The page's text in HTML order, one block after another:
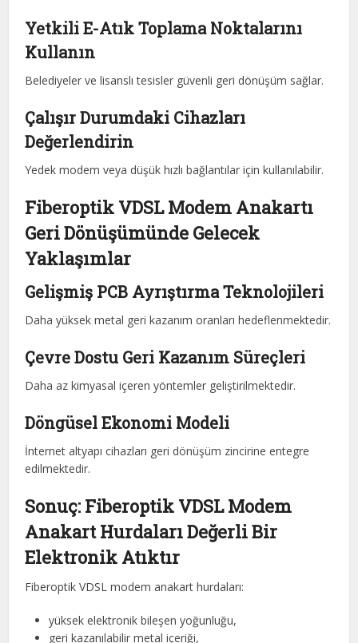
Yetkili E-Atık Toplama Noktalarını
Kullanın
Belediyeler ve lisanslı tesisler güvenli geri dönüşüm sağlar.
Çalışır Durumdaki Cihazları
Değerlendirin
Yedek modem veya düşük hızlı bağlantılar için kullanılabilir.
Fiberoptik VDSL Modem Anakartı
Geri Dönüşümünde Gelecek
Yaklaşımlar
Gelişmiş PCB Ayrıştırma Teknolojileri
Daha yüksek metal geri kazanım oranları hedeflenmektedir.
Çevre Dostu Geri Kazanım Süreçleri
Daha az kimyasal içeren yöntemler geliştirilmektedir.
Döngüsel Ekonomi Modeli
İnternet altyapı cihazları geri dönüşüm zincirine entegre
edilmektedir.
Sonuç: Fiberoptik VDSL Modem
Anakart Hurdaları Değerli Bir
Elektronik Atıktır
Fiberoptik VDSL modem anakart hurdaları:
yüksek elektronik bileşen yoğunluğu,
geri kazanılabilir metal içeriği,